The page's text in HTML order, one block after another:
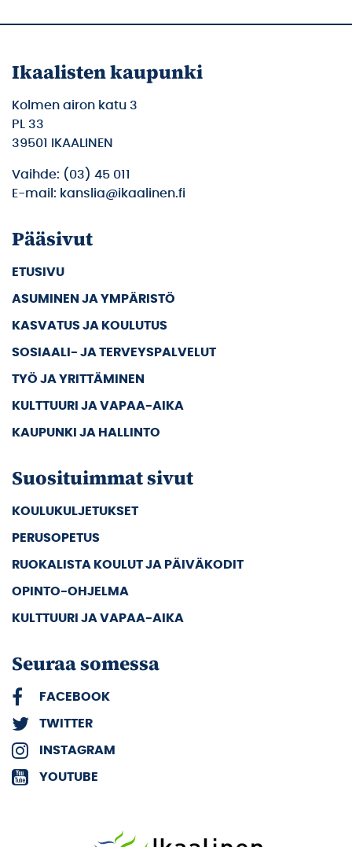
Ikaalisten kaupunki
Kolmen airon katu 3
PL 33
39501 IKAALINEN
Vaihde: (03) 45 011
E-mail: kanslia@ikaalinen.fi
Pääsivut
ETUSIVU
ASUMINEN JA YMPÄRISTÖ
KASVATUS JA KOULUTUS
SOSIAALI- JA TERVEYSPALVELUT
TYÖ JA YRITTÄMINEN
KULTTUURI JA VAPAA-AIKA
KAUPUNKI JA HALLINTO
Suosituimmat sivut
KOULUKULJETUKSET
PERUSOPETUS
RUOKALISTA KOULUT JA PÄIVÄKODIT
OPINTO-OHJELMA
KULTTUURI JA VAPAA-AIKA
Seuraa somessa
FACEBOOK
TWITTER
INSTAGRAM
YOUTUBE